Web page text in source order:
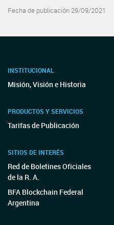
Fecha de publicación 29/09/2021
INSTITUCIONAL
Misión, Visión e Historia
PRODUCTOS Y SERVICIOS
Tarifas de Publicación
SITIOS DE INTERÉS
Red de Boletines Oficiales
de la R. A.
BFA Blockchain Federal
Argentina